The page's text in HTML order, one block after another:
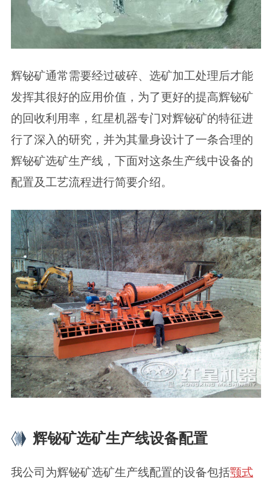
辉铋矿通常需要经过破碎、选矿加工处理后才能
发挥其很好的应用价值，为了更好的提高辉铋矿
的回收利用率，红星机器专门对辉铋矿的特征进
行了深入的研究，并为其量身设计了一条合理的
辉铋矿选矿生产线，下面对这条生产线中设备的
配置及工艺流程进行简要介绍。
辉铋矿选矿生产线设备配置
我公司为辉铋矿选矿生产线配置的设备包括颚式